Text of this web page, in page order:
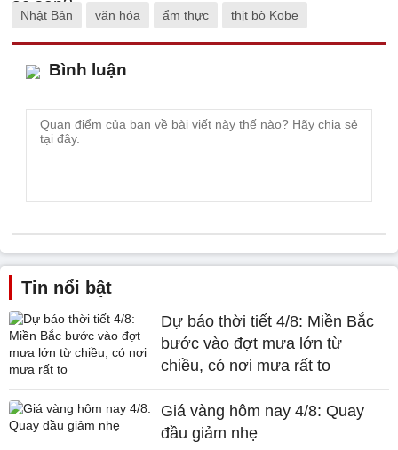
Nhật Bản văn hóa ẩm thực thịt bò Kobe
Bình luận
Tin nổi bật
Dự báo thời tiết 4/8: Miền Bắc
bước vào đợt mưa lớn từ
chiều, có nơi mưa rất to
Giá vàng hôm nay 4/8: Quay
đầu giảm nhẹ